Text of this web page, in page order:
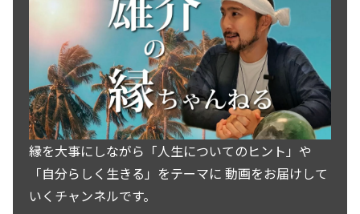
縁を大事にしながら「人生についてのヒント」や
「自分らしく生きる」をテーマに 動画をお届けして
いくチャンネルです。